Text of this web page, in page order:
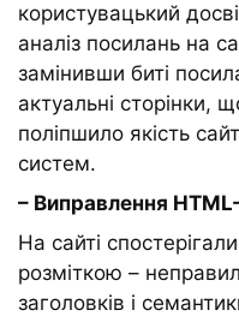
користувацький
аналіз посилань на
замінивши биті
актуальні сторінки,
поліпшило якість
систем.
– Виправлення
На сайті
розміткою –
заголовків і